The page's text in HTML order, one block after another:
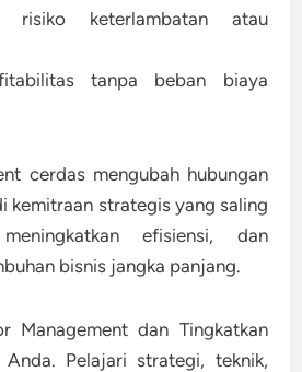
risiko keterlambatan atau
tanpa beban biaya
cerdas mengubah hubungan
kemitraan strategis yang saling
meningkatkan efisiensi, dan
bisnis jangka panjang.
Management dan Tingkatkan
Anda. Pelajari strategi, teknik,